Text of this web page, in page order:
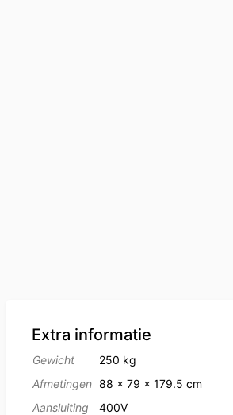
Extra informatie
Gewicht
250 kg
Afmetingen 88 × 79 × 179.5 cm
Aansluiting
400V